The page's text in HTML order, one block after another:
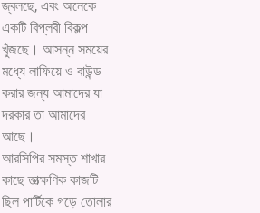
জ্বলছে, এবং অনেকে
একটি বিপ্লবী বিকল্প
খুঁজছে। আসন্ন সময়ের
মধ্যে লাফিয়ে ও বাউন্ড
করার জন্য আমাদের যা
দরকার তা আমাদের
আছে।
আরসিপির সমস্ত শাখার
কাছে তাত্ক্ষণিক কাজটি
ছিল পার্টিকে গড়ে তোলার